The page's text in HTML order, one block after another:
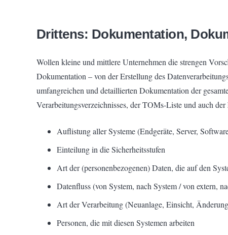
Drittens: Dokumentation,
Wollen kleine und mittlere Unternehmen die strengen
Dokumentation – von der Erstellung des
umfangreichen und detaillierten Dokumentation der
Verarbeitungsverzeichnisses, der TOMs-Liste und auch
Auflistung aller Systeme (Endgeräte, Server,
Einteilung in die Sicherheitsstufen
Art der (personenbezogenen) Daten, die auf den
Datenfluss (von System, nach System / von extern,
Art der Verarbeitung (Neuanlage, Einsicht,
Personen, die mit diesen Systemen arbeiten